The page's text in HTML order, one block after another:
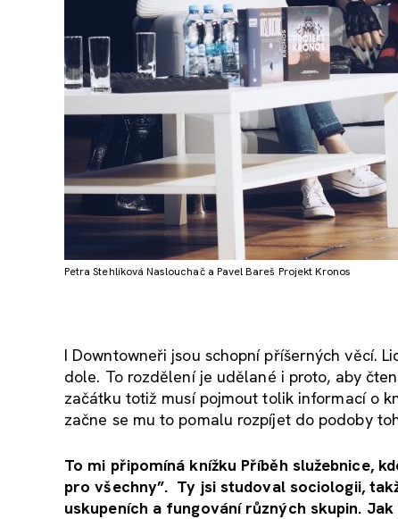
Petra Stehlíková Naslouchač a Pavel Bareš Projekt Kronos
I Downtowneři jsou schopní příšerných věcí.
dole. To rozdělení je udělané i proto, aby
začátku totiž musí pojmout tolik informací o
začne se mu to pomalu rozpíjet do podoby
To mi připomíná knížku Příběh služebnice,
pro všechny”. Ty jsi studoval sociologii,
uskupeních a fungování různých skupin.